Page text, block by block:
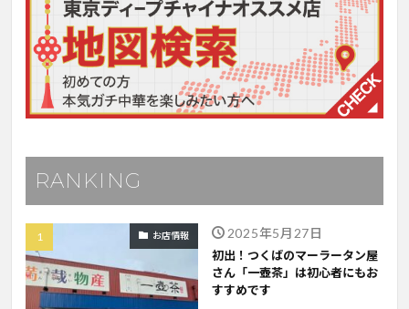
RANKING
お店情報 2025年5月27日
初出！つくばのマーラータン屋
さん「一壺茶」は初心者にもお
すすめです